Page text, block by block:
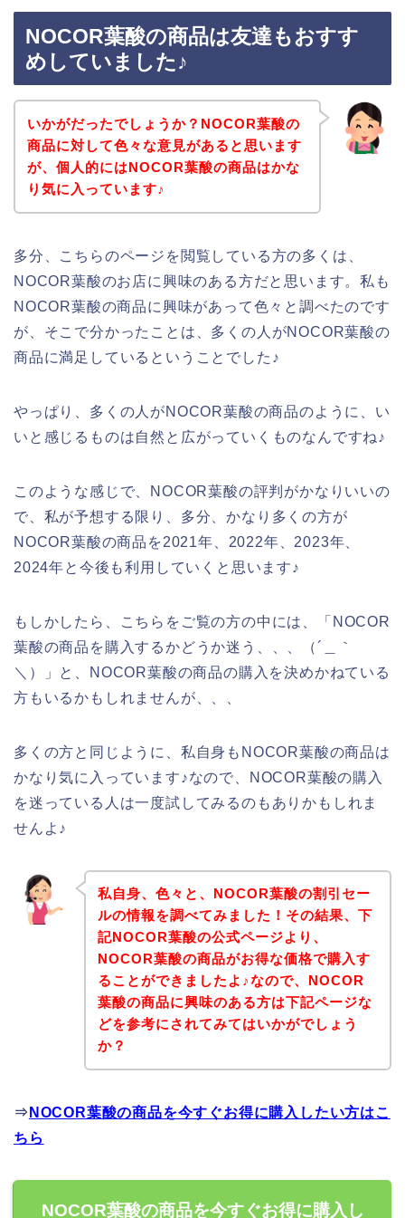
NOCOR葉酸の商品は友達もおすす
めしていました♪
いかがだったでしょうか？NOCOR葉酸の
商品に対して色々な意見があると思います
が、個人的にはNOCOR葉酸の商品はかな
り気に入っています♪
多分、こちらのページを閲覧している方の多くは、
NOCOR葉酸のお店に興味のある方だと思います。私も
NOCOR葉酸の商品に興味があって色々と調べたのです
が、そこで分かったことは、多くの人がNOCOR葉酸の
商品に満足しているということでした♪
やっぱり、多くの人がNOCOR葉酸の商品のように、い
いと感じるものは自然と広がっていくものなんですね♪
このような感じで、NOCOR葉酸の評判がかなりいいの
で、私が予想する限り、多分、かなり多くの方が
NOCOR葉酸の商品を2021年、2022年、2023年、
2024年と今後も利用していくと思います♪
もしかしたら、こちらをご覧の方の中には、「NOCOR
葉酸の商品を購入するかどうか迷う、、、（´＿｀
＼）」と、NOCOR葉酸の商品の購入を決めかねている
方もいるかもしれませんが、、、
多くの方と同じように、私自身もNOCOR葉酸の商品は
かなり気に入っています♪なので、NOCOR葉酸の購入
を迷っている人は一度試してみるのもありかもしれま
せんよ♪
私自身、色々と、NOCOR葉酸の割引セー
ルの情報を調べてみました！その結果、下
記NOCOR葉酸の公式ページより、
NOCOR葉酸の商品がお得な価格で購入す
ることができましたよ♪なので、NOCOR
葉酸の商品に興味のある方は下記ページな
どを参考にされてみてはいかがでしょう
か？
⇒ NOCOR葉酸の商品を今すぐお得に購入したい方はこ
ちら
NOCOR葉酸の商品を今すぐお得に購入し